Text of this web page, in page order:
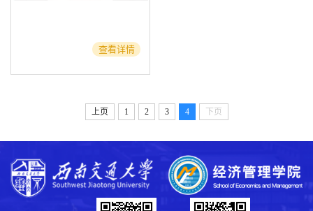
查看详情
上页 1 2 3 4 下页